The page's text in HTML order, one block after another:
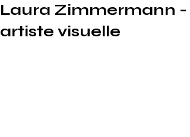
Laura Zimmermann -
artiste visuelle